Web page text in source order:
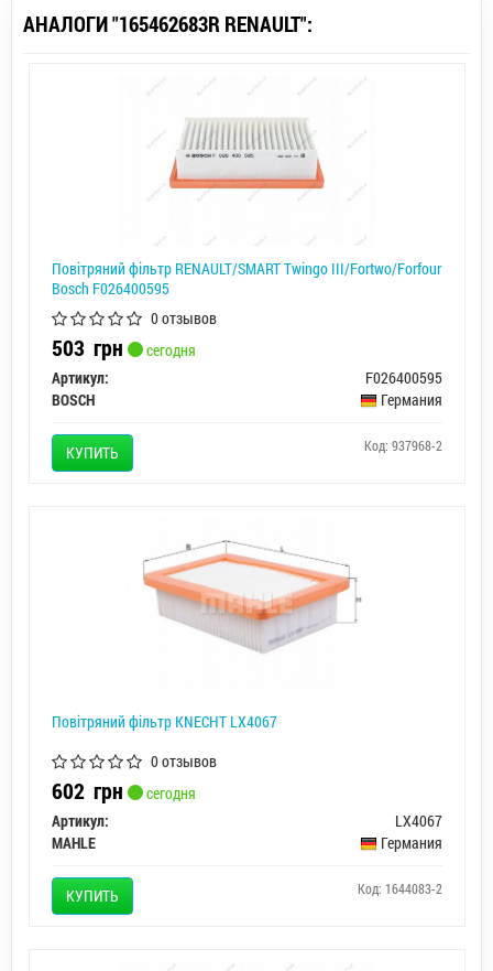
АНАЛОГИ "165462683R RENAULT":
Повітряний фільтр RENAULT/SMART Twingo III/Fortwo/Forfour
Bosch F026400595
0 отзывов
503 грн
сегодня
Артикул:
F026400595
BOSCH
Германия
КУПИТЬ Код: 937968-2
Повітряний фільтр KNECHT LX4067
0 отзывов
602 грн
сегодня
Артикул:
LX4067
MAHLE
Германия
КУПИТЬ Код: 1644083-2